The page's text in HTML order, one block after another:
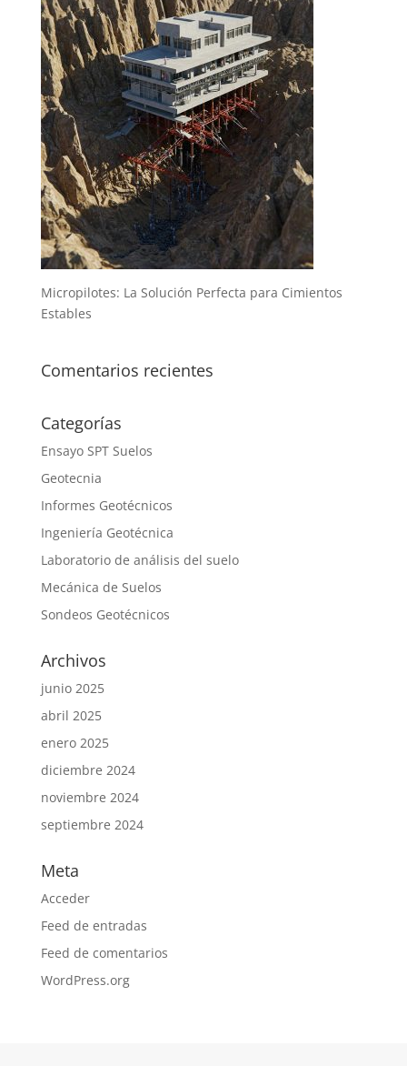
Micropilotes: La Solución Perfecta para Cimientos
Estables
Comentarios recientes
Categorías
Ensayo SPT Suelos
Geotecnia
Informes Geotécnicos
Ingeniería Geotécnica
Laboratorio de análisis del suelo
Mecánica de Suelos
Sondeos Geotécnicos
Archivos
junio 2025
abril 2025
enero 2025
diciembre 2024
noviembre 2024
septiembre 2024
Meta
Acceder
Feed de entradas
Feed de comentarios
WordPress.org